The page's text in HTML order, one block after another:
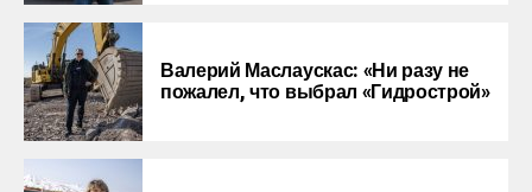
Валерий Маслаускас: «Ни разу не
пожалел, что выбрал «Гидрострой»